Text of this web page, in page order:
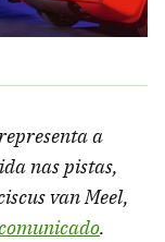
a
nas pistas,
van Meel,
.